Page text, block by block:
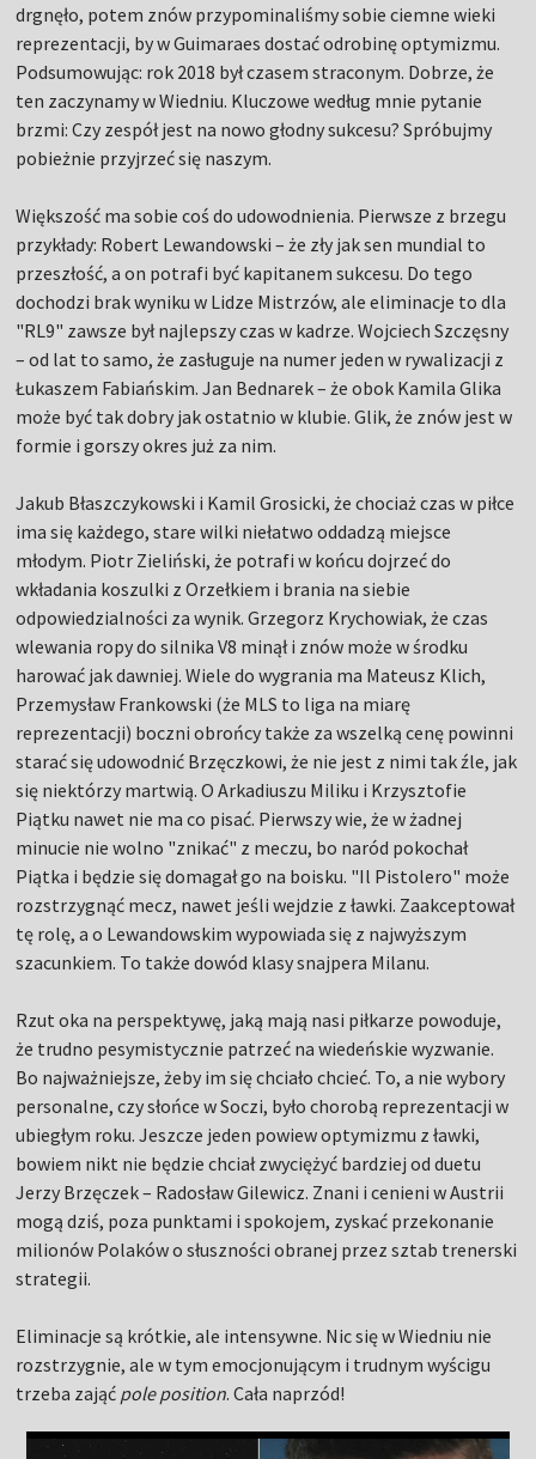
drgnęło, potem znów przypominaliśmy sobie ciemne wieki
reprezentacji, by w Guimaraes dostać odrobinę optymizmu.
Podsumowując: rok 2018 był czasem straconym. Dobrze, że
ten zaczynamy w Wiedniu. Kluczowe według mnie pytanie
brzmi: Czy zespół jest na nowo głodny sukcesu? Spróbujmy
pobieżnie przyjrzeć się naszym.
Większość ma sobie coś do udowodnienia. Pierwsze z brzegu
przykłady: Robert Lewandowski – że zły jak sen mundial to
przeszłość, a on potrafi być kapitanem sukcesu. Do tego
dochodzi brak wyniku w Lidze Mistrzów, ale eliminacje to dla
"RL9" zawsze był najlepszy czas w kadrze. Wojciech Szczęsny
– od lat to samo, że zasługuje na numer jeden w rywalizacji z
Łukaszem Fabiańskim. Jan Bednarek – że obok Kamila Glika
może być tak dobry jak ostatnio w klubie. Glik, że znów jest w
formie i gorszy okres już za nim.
Jakub Błaszczykowski i Kamil Grosicki, że chociaż czas w piłce
ima się każdego, stare wilki niełatwo oddadzą miejsce
młodym. Piotr Zieliński, że potrafi w końcu dojrzeć do
wkładania koszulki z Orzełkiem i brania na siebie
odpowiedzialności za wynik. Grzegorz Krychowiak, że czas
wlewania ropy do silnika V8 minął i znów może w środku
harować jak dawniej. Wiele do wygrania ma Mateusz Klich,
Przemysław Frankowski (że MLS to liga na miarę
reprezentacji) boczni obrońcy także za wszelką cenę powinni
starać się udowodnić Brzęczkowi, że nie jest z nimi tak źle, jak
się niektórzy martwią. O Arkadiuszu Miliku i Krzysztofie
Piątku nawet nie ma co pisać. Pierwszy wie, że w żadnej
minucie nie wolno "znikać" z meczu, bo naród pokochał
Piątka i będzie się domagał go na boisku. "Il Pistolero" może
rozstrzygnąć mecz, nawet jeśli wejdzie z ławki. Zaakceptował
tę rolę, a o Lewandowskim wypowiada się z najwyższym
szacunkiem. To także dowód klasy snajpera Milanu.
Rzut oka na perspektywę, jaką mają nasi piłkarze powoduje,
że trudno pesymistycznie patrzeć na wiedeńskie wyzwanie.
Bo najważniejsze, żeby im się chciało chcieć. To, a nie wybory
personalne, czy słońce w Soczi, było chorobą reprezentacji w
ubiegłym roku. Jeszcze jeden powiew optymizmu z ławki,
bowiem nikt nie będzie chciał zwyciężyć bardziej od duetu
Jerzy Brzęczek – Radosław Gilewicz. Znani i cenieni w Austrii
mogą dziś, poza punktami i spokojem, zyskać przekonanie
milionów Polaków o słuszności obranej przez sztab trenerski
strategii.
Eliminacje są krótkie, ale intensywne. Nic się w Wiedniu nie
rozstrzygnie, ale w tym emocjonującym i trudnym wyścigu
trzeba zająć pole position. Cała naprzód!